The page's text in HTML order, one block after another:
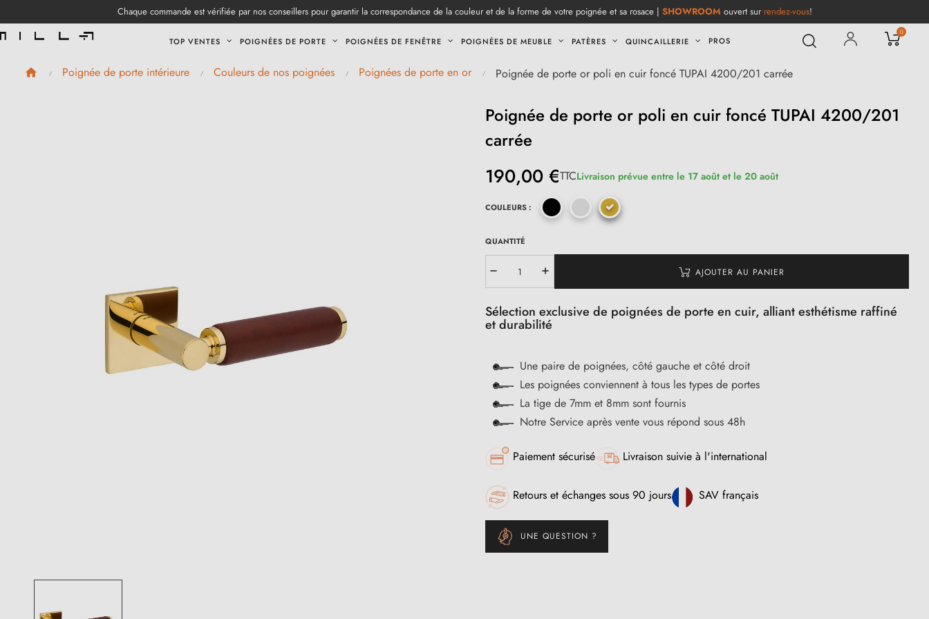
Chaque commande est vérifiée par nos conseillers pour garantir la correspondance de la couleur et de la forme de votre poignée et sa rosace | SHOWROOM ouvert sur rendez-vous!
TOP VENTES POIGNÉES DE PORTE POIGNÉES DE FENÊTRE POIGNÉES DE MEUBLE PATÈRES QUINCAILLERIE PROS
0
Poignée de porte intérieure Couleurs de nos poignées Poignées de porte en or Poignée de porte or poli en cuir foncé TUPAI 4200/201 carrée
Poignée de porte or poli en cuir foncé TUPAI 4200/201
carrée
190,00 €TTCLivraison prévue entre le 17 août et le 20 août
COULEURS :
QUANTITÉ
AJOUTER AU PANIER
Sélection exclusive de poignées de porte en cuir, alliant esthétisme raffiné
et durabilité
Une paire de poignées, côté gauche et côté droit
Les poignées conviennent à tous les types de portes
La tige de 7mm et 8mm sont fournis
Notre Service après vente vous répond sous 48h
Paiement sécurisé Livraison suivie à l'international
Retours et échanges sous 90 jours SAV français
UNE QUESTION ?